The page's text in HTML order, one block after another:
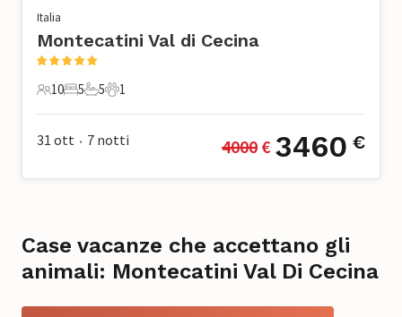
Italia
Montecatini Val di Cecina
10 Ospiti
10
5 Camere da letto
5
5 Bagni
5
1 Animale domestico
1
31 ott • 7 notti 4000 € 3460 €
Case vacanze che accettano gli
animali: Montecatini Val Di Cecina